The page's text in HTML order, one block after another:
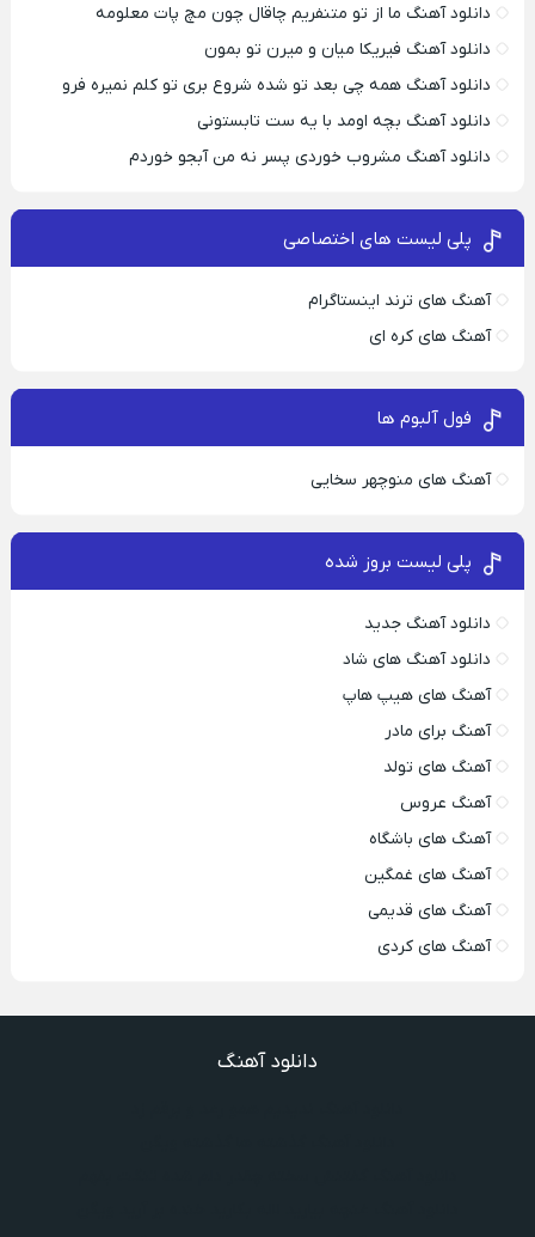
دانلود آهنگ ما از تو متنفریم چاقال چون مچ پات معلومه
دانلود آهنگ فیریکا میان و میرن تو بمون
دانلود آهنگ همه چی بعد تو شده شروع بری تو کلم نمیره فرو
دانلود آهنگ بچه اومد با یه ست تابستونی
دانلود آهنگ مشروب خوردی پسر نه من آبجو خوردم
پلی لیست های اختصاصی
آهنگ های ترند اینستاگرام
آهنگ های کره ای
فول آلبوم ها
آهنگ های منوچهر سخایی
پلی لیست بروز شده
دانلود آهنگ جدید
دانلود آهنگ های شاد
آهنگ های هیپ هاپ
آهنگ برای مادر
آهنگ های تولد
آهنگ عروس
آهنگ های باشگاه
آهنگ های غمگین
آهنگ های قدیمی
آهنگ های کردی
دانلود آهنگ